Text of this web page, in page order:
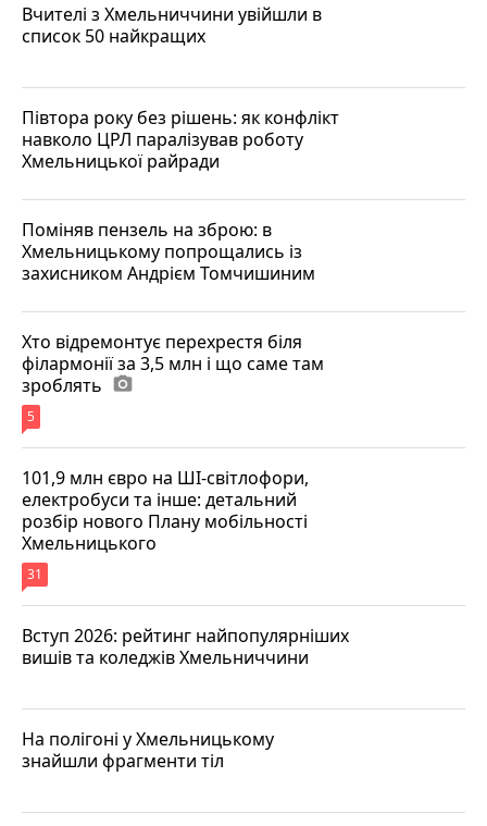
Вчителі з Хмельниччини увійшли в
список 50 найкращих
Півтора року без рішень: як конфлікт
навколо ЦРЛ паралізував роботу
Хмельницької райради
Поміняв пензель на зброю: в
Хмельницькому попрощались із
захисником Андрієм Томчишиним
Хто відремонтує перехрестя біля
філармонії за 3,5 млн і що саме там
зроблять photo_camera
5
101,9 млн євро на ШІ-світлофори,
електробуси та інше: детальний
розбір нового Плану мобільності
Хмельницького
31
Вступ 2026: рейтинг найпопулярніших
вишів та коледжів Хмельниччини
На полігоні у Хмельницькому
знайшли фрагменти тіл